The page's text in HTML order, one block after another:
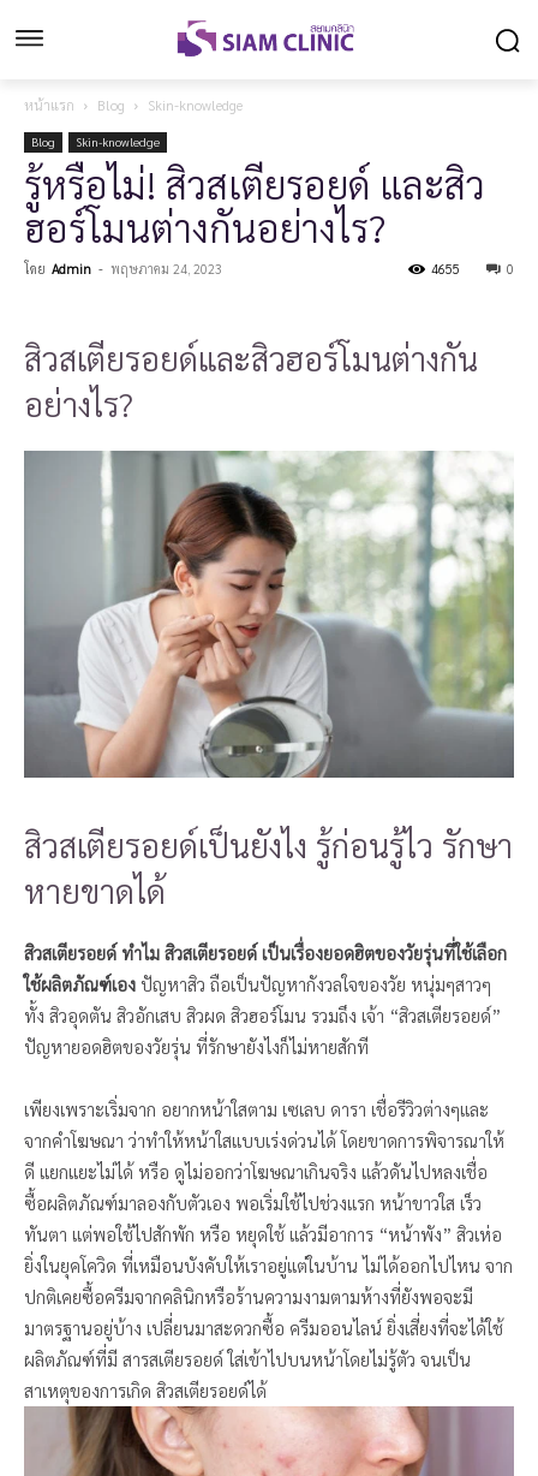
หน้าแรก Blog Skin-knowledge
Blog Skin-knowledge
รู้หรือไม่! สิวสเตียรอยด์ และสิว
ฮอร์โมนต่างกันอย่างไร?
โดย Admin - พฤษภาคม 24, 2023 0
4655
สิวสเตียรอยด์และสิวฮอร์โมนต่างกัน
อย่างไร?
สิวสเตียรอยด์เป็นยังไง รู้ก่อนรู้ไว รักษา
หายขาดได้
สิวสเตียรอยด์ ทำไม สิวสเตียรอยด์ เป็นเรื่องยอดฮิตของวัยรุ่นที่ใช้เลือก
ใช้ผลิตภัณฑ์เอง ปัญหาสิว ถือเป็นปัญหากังวลใจของวัย หนุ่มๆสาวๆ
ทั้ง สิวอุดตัน สิวอักเสบ สิวผด สิวฮอร์โมน รวมถึง เจ้า “สิวสเตียรอยด์”
ปัญหายอดฮิตของวัยรุ่น ที่รักษายังไงก็ไม่หายสักที
เพียงเพราะเริ่มจาก อยากหน้าใสตาม เซเลบ ดารา เชื่อรีวิวต่างๆและ
จากคำโฆษณา ว่าทำให้หน้าใสแบบเร่งด่วนได้ โดยขาดการพิจารณาให้
ดี แยกแยะไม่ได้ หรือ ดูไม่ออกว่าโฆษณาเกินจริง แล้วดันไปหลงเชื่อ
ซื้อผลิตภัณฑ์มาลองกับตัวเอง พอเริ่มใช้ไปช่วงแรก หน้าขาวใส เร็ว
ทันตา แต่พอใช้ไปสักพัก หรือ หยุดใช้ แล้วมีอาการ “หน้าพัง” สิวเห่อ
ยิ่งในยุคโควิด ที่เหมือนบังคับให้เราอยู่แต่ในบ้าน ไม่ได้ออกไปไหน จาก
ปกติเคยซื้อครีมจากคลินิกหรือร้านความงามตามห้างที่ยังพอจะมี
มาตรฐานอยู่บ้าง เปลี่ยนมาสะดวกซื้อ ครีมออนไลน์ ยิ่งเสี่ยงที่จะได้ใช้
ผลิตภัณฑ์ที่มี สารสเตียรอยด์ ใส่เข้าไปบนหน้าโดยไม่รู้ตัว จนเป็น
สาเหตุของการเกิด สิวสเตียรอยด์ได้